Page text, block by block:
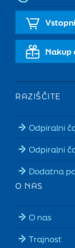
Nakup
RAZIŠČITE
Odpiralni
Odpiralni
Dodatna
O NAS
O nas
Trajnost